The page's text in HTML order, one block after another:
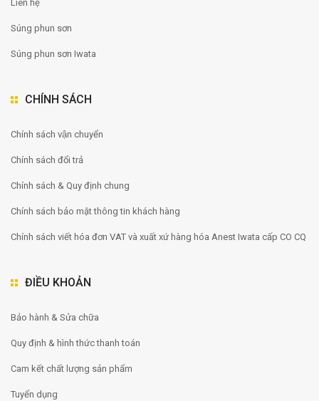
Liên hệ
Súng phun sơn
Súng phun sơn Iwata
CHÍNH SÁCH
Chính sách vận chuyển
Chính sách đổi trả
Chính sách & Quy định chung
Chính sách bảo mật thông tin khách hàng
Chính sách viết hóa đơn VAT và xuất xứ hàng hóa Anest Iwata cấp CO CQ
ĐIỀU KHOẢN
Bảo hành & Sửa chữa
Quy định & hình thức thanh toán
Cam kết chất lượng sản phẩm
Tuyển dụng